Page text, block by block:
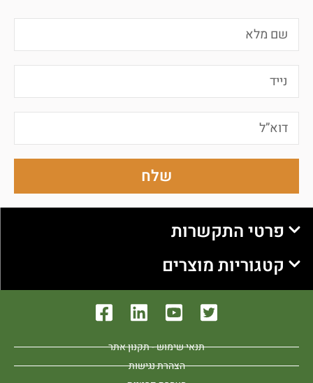
שלח
פרטי התקשרות
קטגוריות מוצרים
תנאי שימוש - תקנון אתר
הצהרת נגישות